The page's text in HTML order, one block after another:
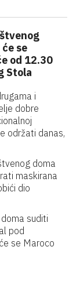
se
od 12.30
Stola
i
dobre
održati danas,
doma
maskirana
dio
suditi
pod
se Maroco